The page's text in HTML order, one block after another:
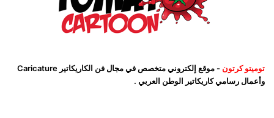
توميتو كرتون
- موقع إلكتروني متخصص في مجال فن الكاريكاتير Caricature
وأعمال رسامي كاريكاتير الوطن العربي .